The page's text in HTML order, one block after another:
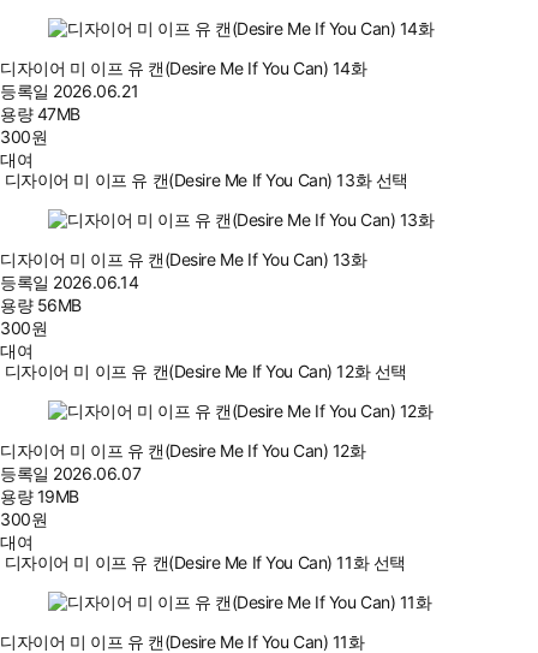
디자이어 미 이프 유 캔(Desire Me If You Can) 14화
등록일 2026.06.21
용량47MB
300원
대여
디자이어 미 이프 유 캔(Desire Me If You Can) 13화 선택
디자이어 미 이프 유 캔(Desire Me If You Can) 13화
등록일 2026.06.14
용량 56MB
300원
대여
디자이어 미 이프 유 캔(Desire Me If You Can) 12화 선택
디자이어 미 이프 유 캔(Desire Me If You Can) 12화
등록일 2026.06.07
용량19MB
300원
대여
디자이어 미 이프 유 캔(Desire Me If You Can) 11화 선택
디자이어 미 이프 유 캔(Desire Me If You Can) 11화